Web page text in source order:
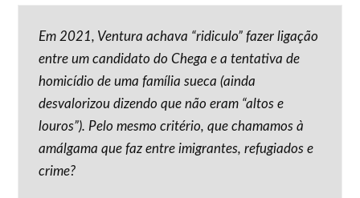
Em 2021, Ventura achava “ridiculo” fazer ligação
entre um candidato do Chega e a tentativa de
homicídio de uma família sueca (ainda
desvalorizou dizendo que não eram “altos e
louros”). Pelo mesmo critério, que chamamos à
amálgama que faz entre imigrantes, refugiados e
crime?